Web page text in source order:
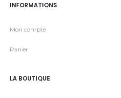
INFORMATIONS
Mon compte
Panier
LA BOUTIQUE